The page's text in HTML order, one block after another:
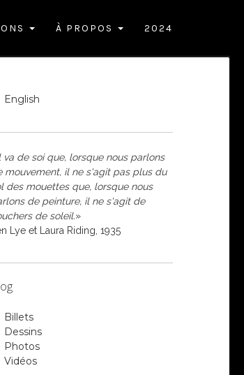
À PROPOS 2024
English
va de soi que, lorsque nous parlons
mouvement, il ne s'agit pas plus du
des mouettes que, lorsque nous
de peinture, il ne s'agit de
de soleil.»
Lye et Laura Riding, 1935
Billets
Dessins
Photos
Vidéos